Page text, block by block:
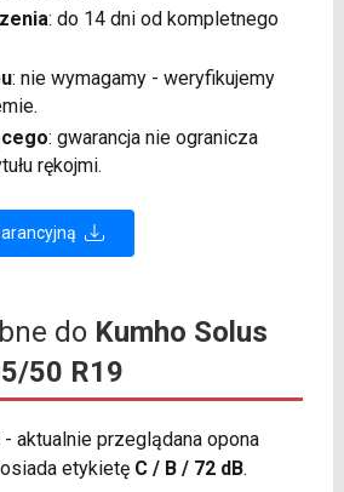
: do 14 dni od kompletnego
: nie wymagamy - weryfikujemy
: gwarancja nie ogranicza
rękojmi.
do Kumho Solus
50 R19
aktualnie przeglądana opona
etykietę C / B / 72 dB.